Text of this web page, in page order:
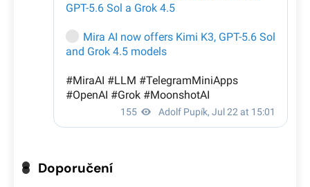
Doporučení